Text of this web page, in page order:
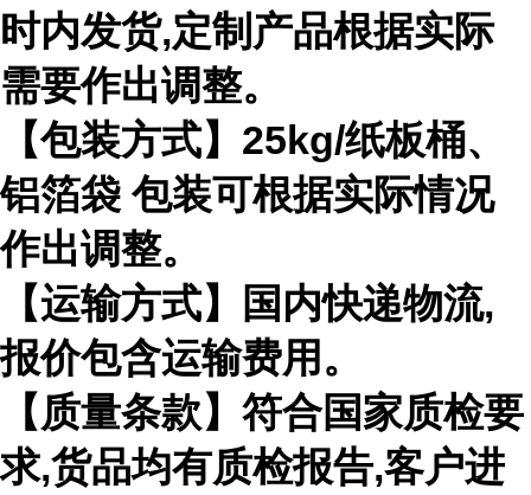
时内发货,定制产品根据实际
需要作出调整。
【包装方式】25kg/纸板桶、
铝箔袋 包装可根据实际情况
作出调整。
【运输方式】国内快递物流,
报价包含运输费用。
【质量条款】符合国家质检要
求,货品均有质检报告,客户进